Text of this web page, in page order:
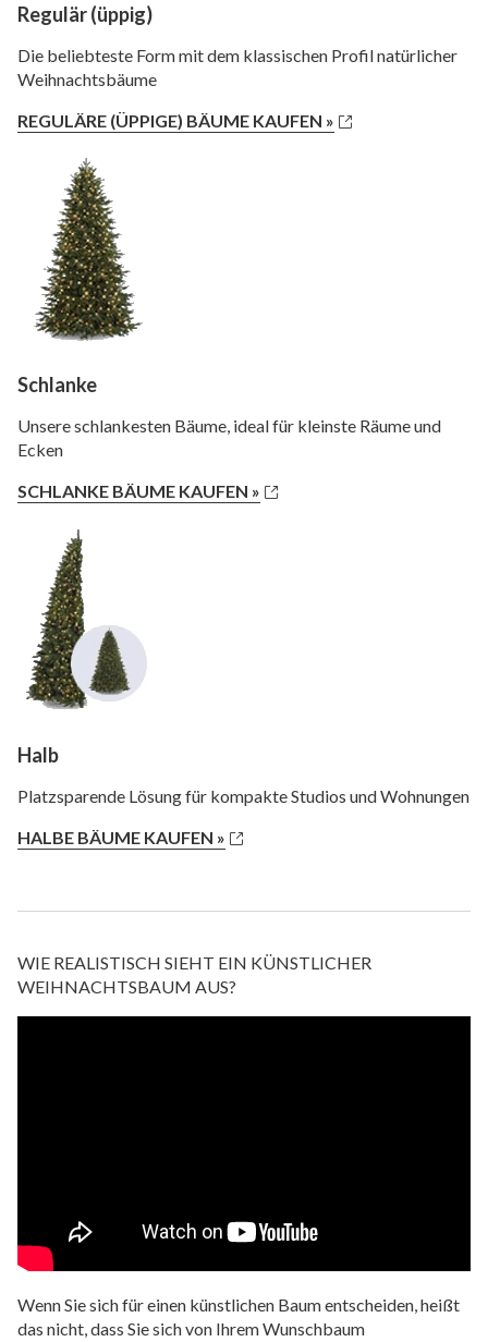
Regulär (üppig)
Die beliebteste Form mit dem klassischen Profil natürlicher
Weihnachtsbäume
REGULÄRE (ÜPPIGE) BÄUME KAUFEN »
Schlanke
Unsere schlankesten Bäume, ideal für kleinste Räume und
Ecken
SCHLANKE BÄUME KAUFEN »
Halb
Platzsparende Lösung für kompakte Studios und Wohnungen
HALBE BÄUME KAUFEN »
WIE REALISTISCH SIEHT EIN KÜNSTLICHER
WEIHNACHTSBAUM AUS?
Wenn Sie sich für einen künstlichen Baum entscheiden, heißt
das nicht, dass Sie sich von Ihrem Wunschbaum